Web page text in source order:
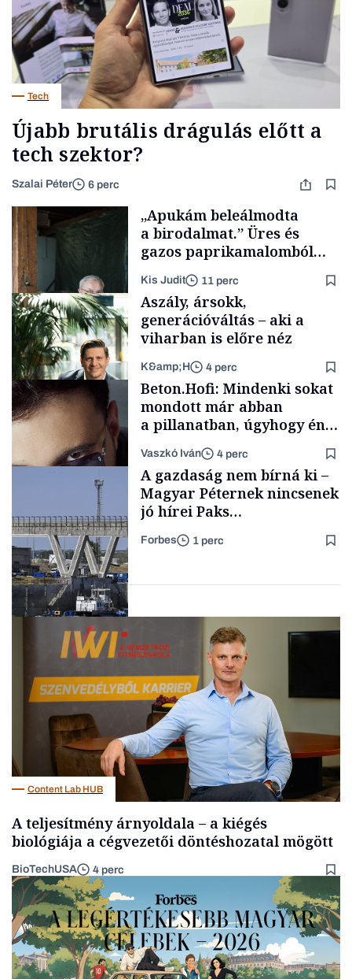
Tech
Újabb brutális drágulás előtt a
tech szektor?
Szalai Péter 6 perc
Családi
vállalkozások
„Apukám beleálmodta
a birodalmat.” Üres és
gazos paprikamalomból
lett az igazi családi
fűszersztori
Kis Judit 11 perc
TÁMOGATÓI
Aszály, ársokk,
generációváltás – aki a
viharban is előre néz
K&amp;H 4 perc
Forbes-sztori
Beton.Hofi: Mindenki sokat
mondott már abban
a pillanatban, úgyhogy én
a legsarkosabb
gondolataimat akartam
kimondani
Vaszkó Iván 4 perc
A gazdaság nem bírná ki –
Magyar Péternek nincsenek
jó hírei Paks
újraindításáról
Forbes 1 perc
Content Lab HUB
A teljesítmény árnyoldala – a kiégés
biológiája a cégvezetői döntéshozatal mögött
BioTechUSA 4 perc